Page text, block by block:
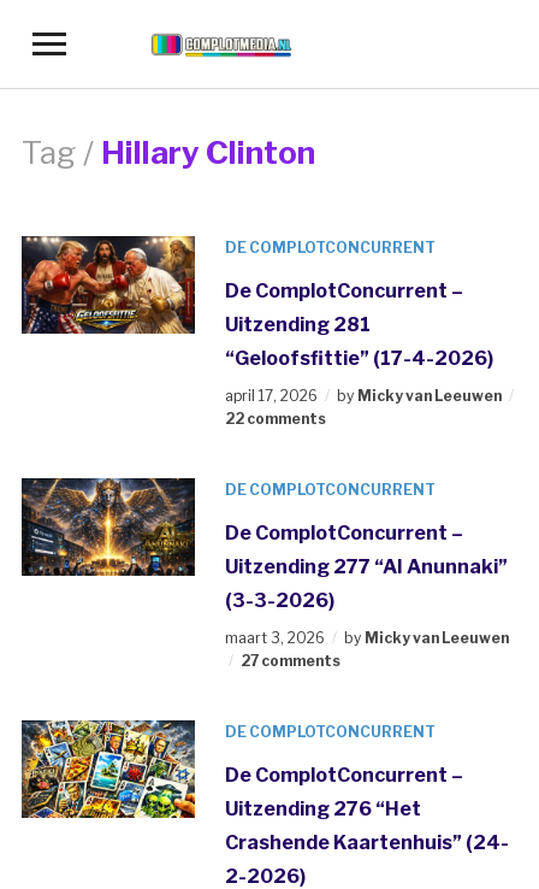
Toggle
navigation
Tag / Hillary Clinton
DE COMPLOTCONCURRENT
De ComplotConcurrent –
Uitzending 281
“Geloofsfittie” (17-4-2026)
april 17, 2026 by Micky van Leeuwen
22 comments
DE COMPLOTCONCURRENT
De ComplotConcurrent –
Uitzending 277 “AI Anunnaki”
(3-3-2026)
maart 3, 2026 by Micky van Leeuwen
27 comments
DE COMPLOTCONCURRENT
De ComplotConcurrent –
Uitzending 276 “Het
Crashende Kaartenhuis” (24-
2-2026)